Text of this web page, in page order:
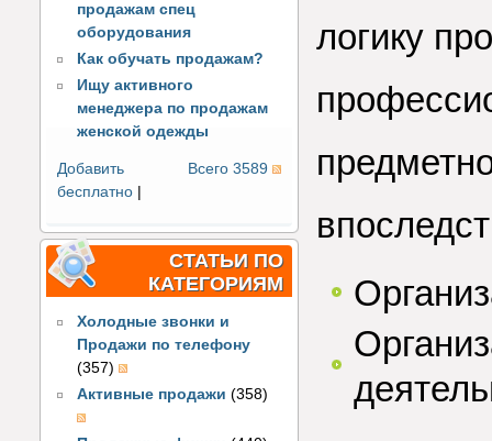
продажам спец
оборудования
Как обучать продажам?
Ищу активного
менеджера по продажам
женской одежды
Всего 3589
Добавить
бесплатно |
СТАТЬИ ПО
КАТЕГОРИЯМ
Холодные звонки и
Продажи по телефону
(357)
Активные продажи (358)
логику